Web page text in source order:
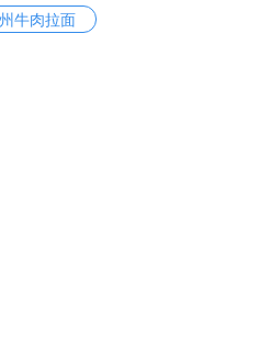
牛肉拉面